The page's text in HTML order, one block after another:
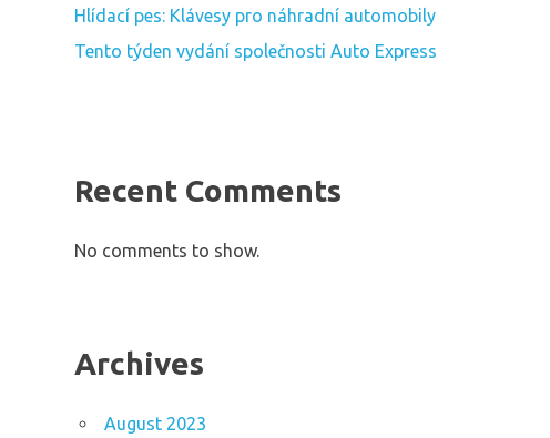
Hlídací pes: Klávesy pro náhradní automobily
Tento týden vydání společnosti Auto Express
Recent Comments
No comments to show.
Archives
August 2023